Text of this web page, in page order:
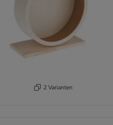
2 Varianten